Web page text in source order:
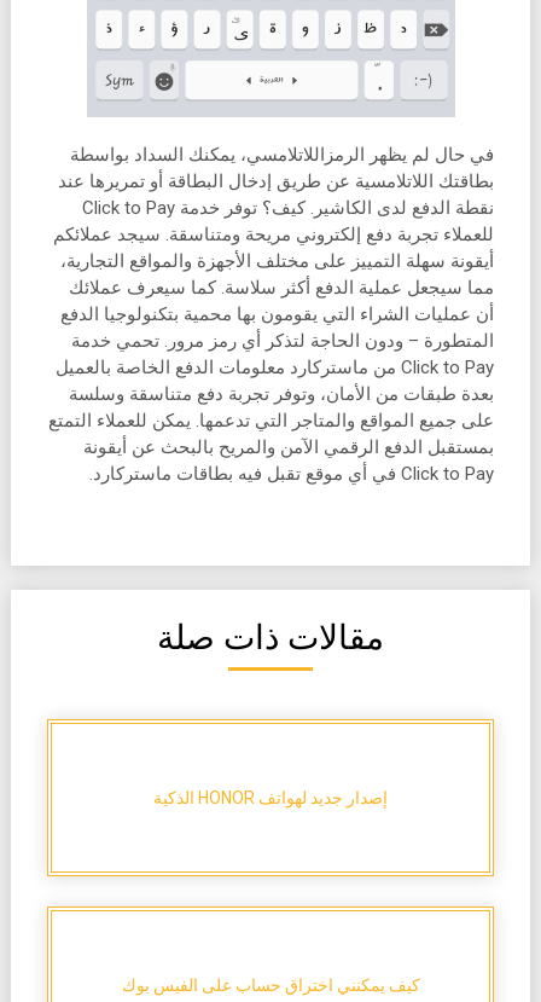
في حال لم يظهر الرمزاللاتلامسي، يمكنك السداد بواسطة
بطاقتك اللاتلامسية عن طريق إدخال البطاقة أو تمريرها عند
نقطة الدفع لدى الكاشير. كيف؟ توفر خدمة Click to Pay
للعملاء تجربة دفع إلكتروني مريحة ومتناسقة. سيجد عملائكم
أيقونة سهلة التمييز على مختلف الأجهزة والمواقع التجارية،
مما سيجعل عملية الدفع أكثر سلاسة. كما سيعرف عملائك
أن عمليات الشراء التي يقومون بها محمية بتكنولوجيا الدفع
المتطورة – ودون الحاجة لتذكر أي رمز مرور. تحمي خدمة
Click to Pay من ماستركارد معلومات الدفع الخاصة بالعميل
بعدة طبقات من الأمان، وتوفر تجربة دفع متناسقة وسلسة
على جميع المواقع والمتاجر التي تدعمها. يمكن للعملاء التمتع
بمستقبل الدفع الرقمي الآمن والمريح بالبحث عن أيقونة
Click to Pay في أي موقع تقبل فيه بطاقات ماستركارد.
مقالات ذات صلة
إصدار جديد لهواتف HONOR الذكية
كيف يمكنني اختراق حساب على الفيس بوك